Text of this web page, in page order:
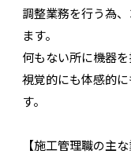
調整業務を行う為
ます。
何もない所に機器
視覚的にも体感的
す。
【施工管理職の主な